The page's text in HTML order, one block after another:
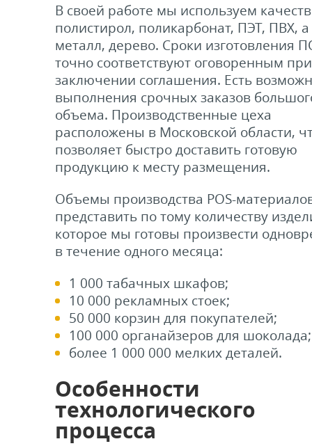
В своей работе мы используем
полистирол, поликарбонат, ПЭТ, ПВХ,
металл, дерево. Сроки изготовления
точно соответствуют оговоренным при
заключении соглашения. Есть
выполнения срочных заказов
объема. Производственные цеха
расположены в Московской области,
позволяет быстро доставить готовую
продукцию к месту размещения.
Объемы производства POS-
представить по тому количеству
которое мы готовы произвести
в течение одного месяца:
1 000 табачных шкафов;
10 000 рекламных стоек;
50 000 корзин для покупателей;
100 000 органайзеров для шоколада;
более 1 000 000 мелких деталей.
Особенности
технологического
процесса